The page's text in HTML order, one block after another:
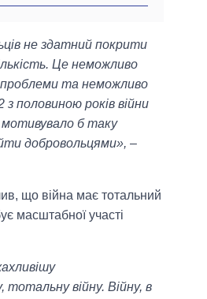
не здатний покрити
Це неможливо
проблеми та неможливо
половиною років війни
б таку
добровольцями», –
що війна має тотальний
масштабної участі
війну. Війну, в